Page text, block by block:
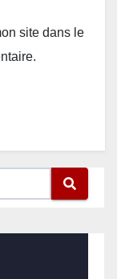
site dans le